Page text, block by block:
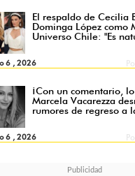
El respaldo de Cecilia
Dominga López como
Universo Chile: "Es
6 , 2026
¡Con un comentario,
Marcela Vacarezza
rumores de regreso a
6 , 2026